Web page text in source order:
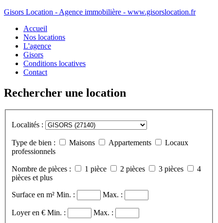
Gisors Location - Agence immobilière - www.gisorslocation.fr
Accueil
Nos locations
L'agence
Gisors
Conditions locatives
Contact
Rechercher une location
Localités :
Type de bien : Maisons Appartements
Locaux
professionnels
Nombre de pièces : 1 pièce 2 pièces 3 pièces
4
pièces et plus
Surface en m² Min. : Max. :
Loyer en € Min. : Max. :